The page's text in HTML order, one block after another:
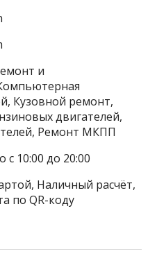
и
Кузовной ремонт,
двигателей,
Ремонт МКПП
10:00 до 20:00
Наличный расчёт,
по QR-коду